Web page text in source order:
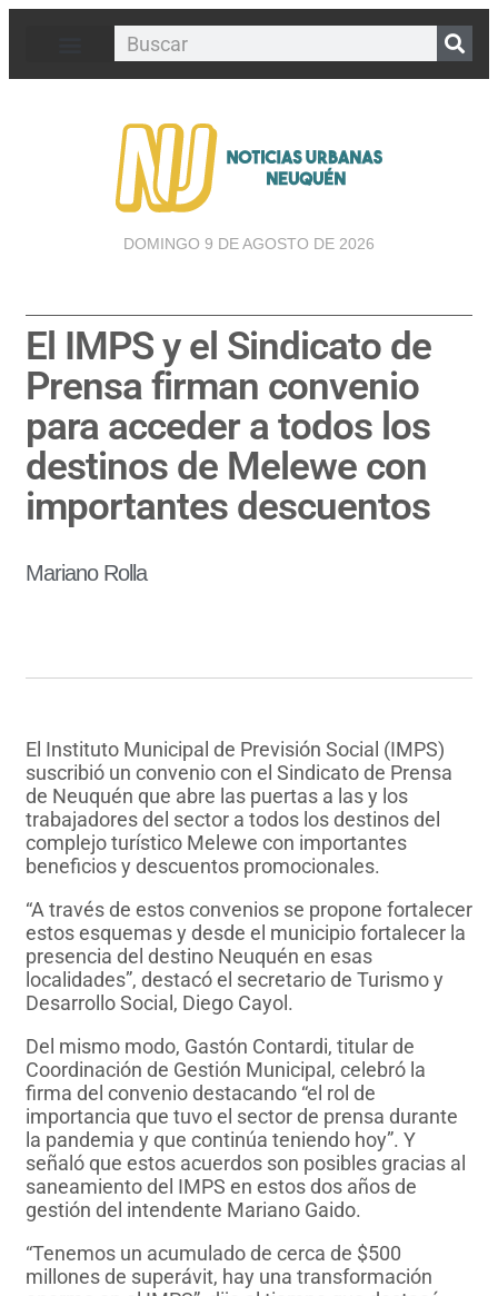
DOMINGO 9 DE AGOSTO DE 2026
El IMPS y el Sindicato de
Prensa firman convenio
para acceder a todos los
destinos de Melewe con
importantes descuentos
Mariano Rolla
El Instituto Municipal de Previsión Social (IMPS)
suscribió un convenio con el Sindicato de Prensa
de Neuquén que abre las puertas a las y los
trabajadores del sector a todos los destinos del
complejo turístico Melewe con importantes
beneficios y descuentos promocionales.
“A través de estos convenios se propone fortalecer
estos esquemas y desde el municipio fortalecer la
presencia del destino Neuquén en esas
localidades”, destacó el secretario de Turismo y
Desarrollo Social, Diego Cayol.
Del mismo modo, Gastón Contardi, titular de
Coordinación de Gestión Municipal, celebró la
firma del convenio destacando “el rol de
importancia que tuvo el sector de prensa durante
la pandemia y que continúa teniendo hoy”. Y
señaló que estos acuerdos son posibles gracias al
saneamiento del IMPS en estos dos años de
gestión del intendente Mariano Gaido.
“Tenemos un acumulado de cerca de $500
millones de superávit, hay una transformación